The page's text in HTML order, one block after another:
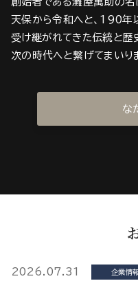
天保から令和へと、190年
受け継がれてきた伝統と歴
次の時代へと繋げてまいり
な
2026.07.31 企業情報